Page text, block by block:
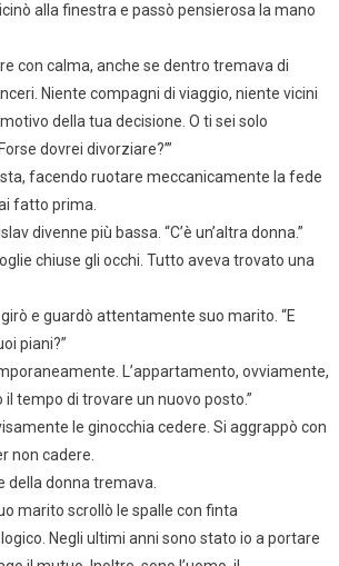
alla finestra e passò pensierosa la mano
con calma, anche se dentro tremava di
Niente compagni di viaggio, niente vicini
della tua decisione. O ti sei solo
dovrei divorziare?’”
facendo ruotare meccanicamente la fede
fatto prima.
divenne più bassa. “C’è un’altra donna.”
chiuse gli occhi. Tutto aveva trovato una
girò e guardò attentamente suo marito. “E
piani?”
L’appartamento, ovviamente,
tempo di trovare un nuovo posto.”
le ginocchia cedere. Si aggrappò con
non cadere.
della donna tremava.
marito scrollò le spalle con finta
Negli ultimi anni sono stato io a portare